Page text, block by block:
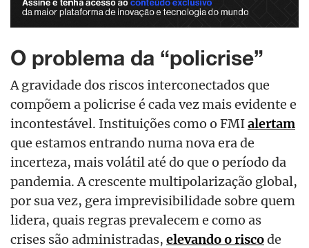
O problema da “policrise”
A gravidade dos riscos interconectados que
compõem a policrise é cada vez mais evidente e
incontestável. Instituições como o FMIalertam
que estamos entrando numa nova era de
incerteza, mais volátil até do que o período da
pandemia. A crescente multipolarização global,
por sua vez, gera imprevisibilidade sobre quem
lidera, quais regras prevalecem e como as
crises são administradas, elevando o riscode